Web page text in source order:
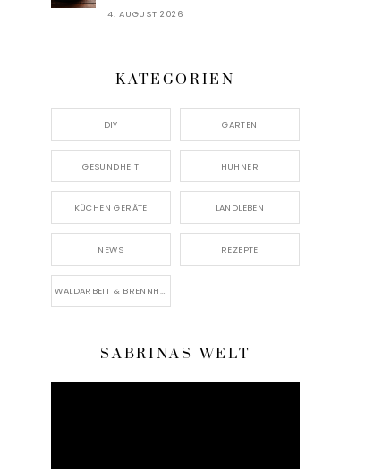
4. AUGUST 2026
KATEGORIEN
DIY GARTEN
GESUNDHEIT HÜHNER
KÜCHEN GERÄTE LANDLEBEN
NEWS REZEPTE
WALDARBEIT & BRENNHOLZ
SABRINAS WELT